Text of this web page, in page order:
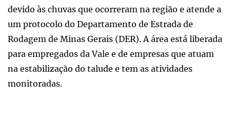
devido às chuvas que ocorreram na região e atende a
um protocolo do Departamento de Estrada de
Rodagem de Minas Gerais (DER). A área está liberada
para empregados da Vale e de empresas que atuam
na estabilização do talude e tem as atividades
monitoradas.